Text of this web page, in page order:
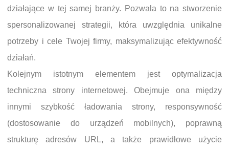
działające w tej samej branży. Pozwala to na stworzenie
spersonalizowanej strategii, która uwzględnia unikalne
potrzeby i cele Twojej firmy, maksymalizując efektywność
działań.
Kolejnym istotnym elementem jest optymalizacja
techniczna strony internetowej. Obejmuje ona między
innymi szybkość ładowania strony, responsywność
(dostosowanie do urządzeń mobilnych), poprawną
strukturę adresów URL, a także prawidłowe użycie